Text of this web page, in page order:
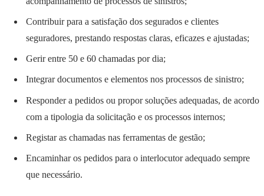
Contribuir para a satisfação dos segurados e clientes
seguradores, prestando respostas claras, eficazes e ajustadas;
Gerir entre 50 e 60 chamadas por dia;
Integrar documentos e elementos nos processos de sinistro;
Responder a pedidos ou propor soluções adequadas, de acordo
com a tipologia da solicitação e os processos internos;
Registar as chamadas nas ferramentas de gestão;
Encaminhar os pedidos para o interlocutor adequado sempre
que necessário.